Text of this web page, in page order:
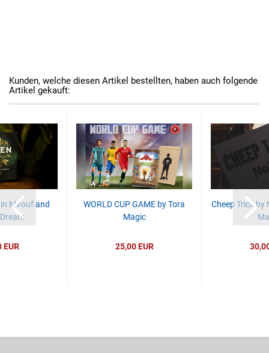
Kunden, welche diesen Artikel bestellten, haben auch folgende
Artikel gekauft:
Mirouf and
EUR
WORLD CUP GAME by Tora
Magic
25,00 EUR
Cheep Trick by